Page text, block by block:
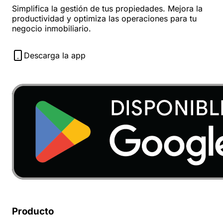
Simplifica la gestión de tus propiedades. Mejora la
productividad y optimiza las operaciones para tu
negocio inmobiliario.
Descarga la app
Producto